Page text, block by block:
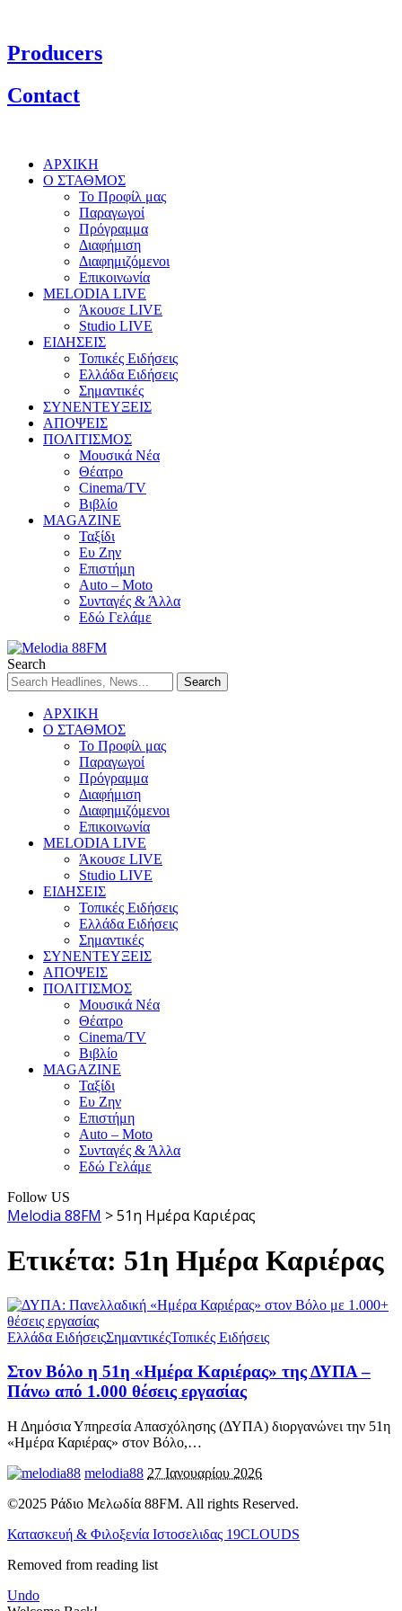
Producers
Contact
ΑΡΧΙΚΗ
Ο ΣΤΑΘΜΟΣ
Το Προφίλ μας
Παραγωγοί
Πρόγραμμα
Διαφήμιση
Διαφημιζόμενοι
Επικοινωνία
MELODIA LIVE
Άκουσε LIVE
Studio LIVE
ΕΙΔΗΣΕΙΣ
Τοπικές Ειδήσεις
Ελλάδα Ειδήσεις
Σημαντικές
ΣΥΝΕΝΤΕΥΞΕΙΣ
ΑΠΟΨΕΙΣ
ΠΟΛΙΤΙΣΜΟΣ
Μουσικά Νέα
Θέατρο
Cinema/TV
Βιβλίο
MAGAZINE
Ταξίδι
Ευ Ζην
Επιστήμη
Auto – Moto
Συνταγές & Άλλα
Εδώ Γελάμε
Search
ΑΡΧΙΚΗ
Ο ΣΤΑΘΜΟΣ
Το Προφίλ μας
Παραγωγοί
Πρόγραμμα
Διαφήμιση
Διαφημιζόμενοι
Επικοινωνία
MELODIA LIVE
Άκουσε LIVE
Studio LIVE
ΕΙΔΗΣΕΙΣ
Τοπικές Ειδήσεις
Ελλάδα Ειδήσεις
Σημαντικές
ΣΥΝΕΝΤΕΥΞΕΙΣ
ΑΠΟΨΕΙΣ
ΠΟΛΙΤΙΣΜΟΣ
Μουσικά Νέα
Θέατρο
Cinema/TV
Βιβλίο
MAGAZINE
Ταξίδι
Ευ Ζην
Επιστήμη
Auto – Moto
Συνταγές & Άλλα
Εδώ Γελάμε
Follow US
Melodia 88FM >51η Ημέρα Καριέρας
Ετικέτα: 51η Ημέρα Καριέρας
Ελλάδα ΕιδήσειςΣημαντικέςΤοπικές Ειδήσεις
Στον Βόλο η 51η «Ημέρα Καριέρας» της ΔΥΠΑ –
Πάνω από 1.000 θέσεις εργασίας
Η Δημόσια Υπηρεσία Απασχόλησης (ΔΥΠΑ) διοργανώνει την 51η
«Ημέρα Καριέρας» στον Βόλο,…
melodia88 27 Ιανουαρίου 2026
©2025 Ράδιο Μελωδία 88FM. All rights Reserved.
Κατασκευή & Φιλοξενία Ιστοσελιδας 19CLOUDS
Removed from reading list
Undo